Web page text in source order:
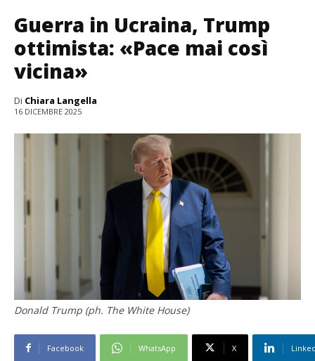
Guerra in Ucraina, Trump
ottimista: «Pace mai così
vicina»
Di Chiara Langella
16 DICEMBRE 2025
Donald Trump (ph. The White House)
Facebook WhatsApp X